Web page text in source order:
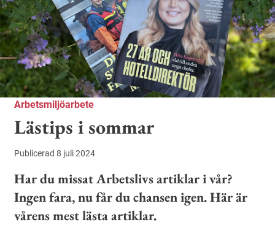
Arbetsmiljöarbete
Lästips i sommar
Publicerad 8 juli 2024
Har du missat Arbetslivs artiklar i vår?
Ingen fara, nu får du chansen igen. Här är
vårens mest lästa artiklar.